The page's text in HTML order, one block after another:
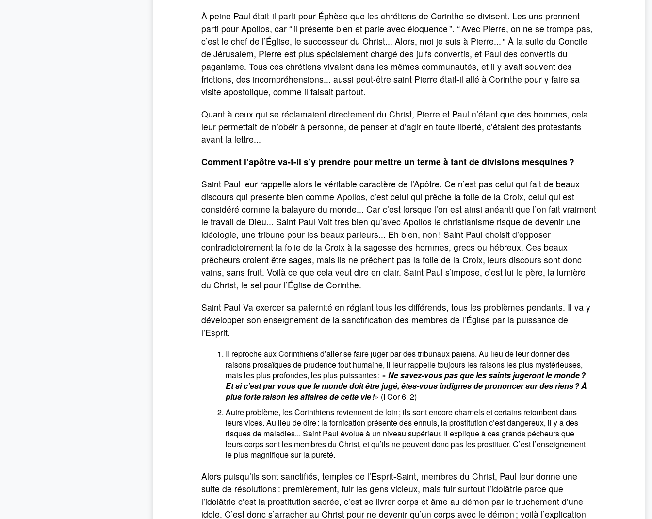
À peine Paul était-il parti pour Éphèse que les chrétiens de Corinthe se divisent. Les uns prennent
parti pour Apollos, car “ il présente bien et parle avec éloquence ”. “ Avec Pierre, on ne se trompe pas,
c’est le chef de l’Église, le successeur du Christ... Alors, moi je suis à Pierre... ” À la suite du Concile
de Jérusalem, Pierre est plus spécialement chargé des juifs convertis, et Paul des convertis du
paganisme. Tous ces chrétiens vivaient dans les mêmes communautés, et il y avait souvent des
frictions, des incompréhensions... aussi peut-être saint Pierre était-il allé à Corinthe pour y faire sa
visite apostolique, comme il faisait partout.
Quant à ceux qui se réclamaient directement du Christ, Pierre et Paul n’étant que des hommes, cela
leur permettait de n’obéir à personne, de penser et d’agir en toute liberté, c’étaient des protestants
avant la lettre...
Comment l’apôtre va-t-il s’y prendre pour mettre un terme à tant de divisions mesquines ?
Saint Paul leur rappelle alors le véritable caractère de l’Apôtre. Ce n’est pas celui qui fait de beaux
discours qui présente bien comme Apollos, c’est celui qui prêche la folie de la Croix, celui qui est
considéré comme la balayure du monde... Car c’est lorsque l’on est ainsi anéanti que l’on fait vraiment
le travail de Dieu... Saint Paul Voit très bien qu’avec Apollos le christianisme risque de devenir une
idéologie, une tribune pour les beaux parleurs... Eh bien, non ! Saint Paul choisit d’opposer
contradictoirement la folie de la Croix à la sagesse des hommes, grecs ou hébreux. Ces beaux
prêcheurs croient être sages, mais ils ne prêchent pas la folie de la Croix, leurs discours sont donc
vains, sans fruit. Voilà ce que cela veut dire en clair. Saint Paul s’impose, c’est lui le père, la lumière
du Christ, le sel pour l’Église de Corinthe.
Saint Paul Va exercer sa paternité en réglant tous les différends, tous les problèmes pendants. Il va y
développer son enseignement de la sanctification des membres de l’Église par la puissance de
l’Esprit.
Il reproche aux Corinthiens d’aller se faire juger par des tribunaux païens. Au lieu de leur donner des
raisons prosaïques de prudence tout humaine, il leur rappelle toujours les raisons les plus mystérieuses,
mais les plus profondes, les plus puissantes : « Ne savez-vous pas que les saints jugeront le monde ?
Et si c’est par vous que le monde doit être jugé, êtes-vous indignes de prononcer sur des riens ? À
plus forte raison les affaires de cette vie !» (I Cor 6, 2)
Autre problème, les Corinthiens reviennent de loin ; ils sont encore charnels et certains retombent dans
leurs vices. Au lieu de dire : la fornication présente des ennuis, la prostitution c’est dangereux, il y a des
risques de maladies... Saint Paul évolue à un niveau supérieur. Il explique à ces grands pécheurs que
leurs corps sont les membres du Christ, et qu’ils ne peuvent donc pas les prostituer. C’est l’enseignement
le plus magnifique sur la pureté.
Alors puisqu’ils sont sanctifiés, temples de l’Esprit-Saint, membres du Christ, Paul leur donne une
suite de résolutions : premièrement, fuir les gens vicieux, mais fuir surtout l’idolâtrie parce que
l’idolâtrie c’est la prostitution sacrée, c’est se livrer corps et âme au démon par le truchement d’une
idole. C’est donc s’arracher au Christ pour ne devenir qu’un corps avec le démon ; voilà l’explication